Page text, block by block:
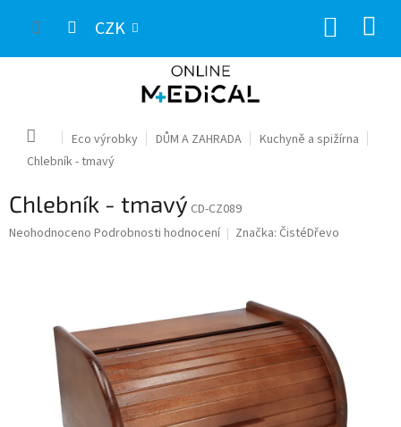
CZK
Domů Eco výrobky DŮM A ZAHRADA
Kuchyně a spižírna
Chlebník - tmavý
Chlebník - tmavý CD-CZ089
Průměrné
hvězdiček.
Neohodnoceno Podrobnosti hodnocení Značka: ČistéDřevo